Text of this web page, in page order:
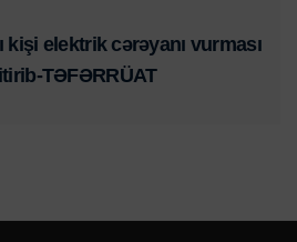
kişi elektrik cərəyanı vurması
TƏFƏRRÜAT